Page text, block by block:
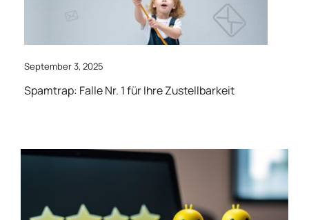
September 3, 2025
Spamtrap: Falle Nr. 1 für Ihre Zustellbarkeit